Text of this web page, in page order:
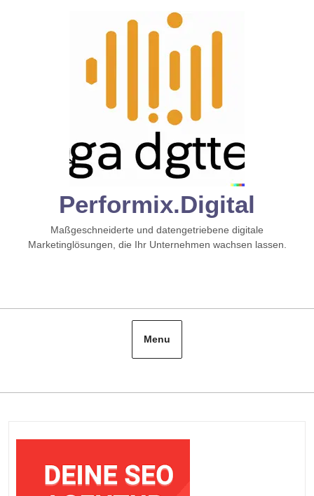
Performix.digital
Maßgeschneiderte und datengetriebene digitale
Marketinglösungen, die Ihr Unternehmen wachsen lassen.
Menu